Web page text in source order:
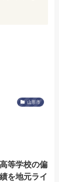
山形市
等学校の偏
を地元ライ